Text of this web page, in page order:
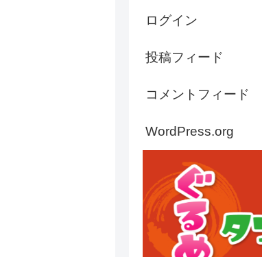
ログイン
投稿フィード
コメントフィード
WordPress.org